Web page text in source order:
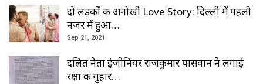
दो लड़कों की अनोखी Love Story: दिल्ली में पहली
नजर में हुआ…
Sep 21, 2021
दलित नेता इंजीनियर राजकुमार पासवान ने लगाई
रक्षा की गुहार…